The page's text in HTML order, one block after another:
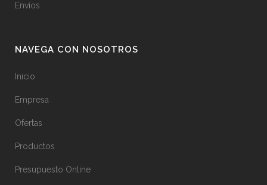
Envíos
NAVEGA CON NOSOTROS
Inicio
Empresa
Ofertas
Productos
Presupuesto Online